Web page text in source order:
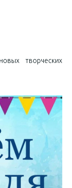
творческих